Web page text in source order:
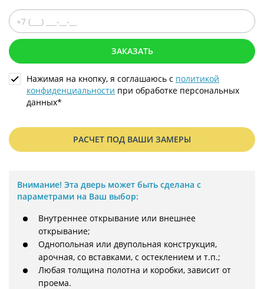
ЗАКАЗАТЬ
Нажимая на кнопку, я соглашаюсь с политикой
конфиденциальности при обработке персональных
данных*
РАСЧЕТ ПОД ВАШИ ЗАМЕРЫ
Внимание! Эта дверь может быть сделана с
параметрами на Ваш выбор:
Внутреннее открывание или внешнее
открывание;
Однопольная или двупольная конструкция,
арочная, со вставками, с остеклением и т.п.;
Любая толщина полотна и коробки, зависит от
проема.